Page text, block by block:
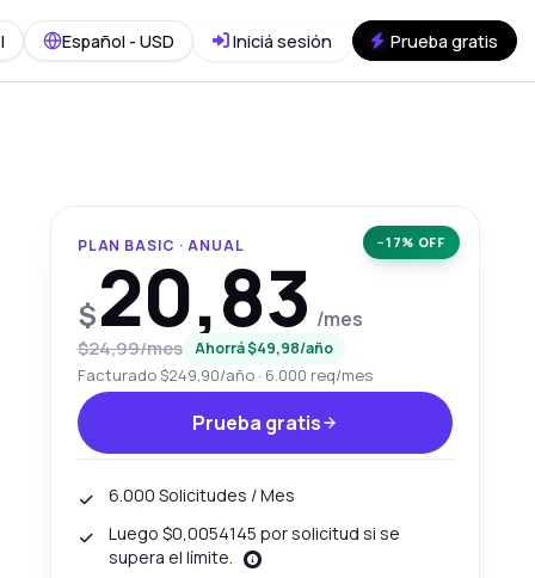
Español - USD Iniciá sesión Prueba gratis
−17% OFF
PLAN BASIC · ANUAL
$20,83 /mes
$24,99/mes Ahorrá $49,98/año
Facturado $249,90/año · 6.000 req/mes
Prueba gratis
6.000 Solicitudes / Mes
Luego $0,0054145 por solicitud si se
supera el límite.